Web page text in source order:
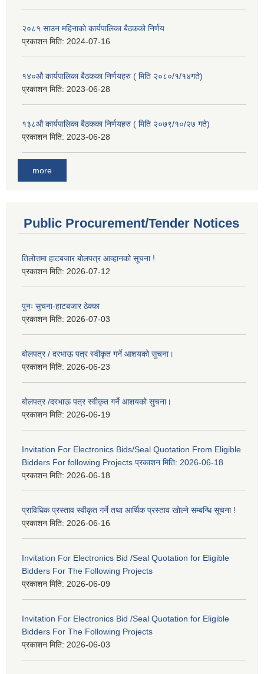
२०८१ साउन महिनाको कार्यपालिका बैठकको निर्णय
प्रकाशन मिति: 2024-07-16
१४०औ कार्यपालिका बैठकका निर्णयहरु ( मिति २०८०/१/१४गते)
प्रकाशन मिति: 2023-06-28
१३८औ कार्यपालिका बैठकका निर्णयहरु ( मिति २०७९/१०/२७ गते)
प्रकाशन मिति: 2023-06-28
more
Public Procurement/Tender Notices
तिलोत्तमा हाटबजार बोलपत्र आव्हानको सूचना !
प्रकाशन मिति: 2026-07-12
पुनः सुचना-हाटबजार ठेक्का
प्रकाशन मिति: 2026-07-03
बोलपत्र / दरभाऊ पत्र स्वीकृत गर्ने आशयको सुचना।
प्रकाशन मिति: 2026-06-23
बोलपत्र /दरभाऊ पत्र स्वीकृत गर्ने आशयको सुचना।
प्रकाशन मिति: 2026-06-19
Invitation For Electronics Bids/Seal Quotation From Eligible
Bidders For following Projects प्रकाशन मिति: 2026-06-18
प्रकाशन मिति: 2026-06-18
प्राविधिक प्रस्ताव स्वीकृत गर्ने तथा आर्थिक प्रस्ताव खोल्ने सम्बन्धि सूचना !
प्रकाशन मिति: 2026-06-16
Invitation For Electronics Bid /Seal Quotation for Eligible
Bidders For The Following Projects
प्रकाशन मिति: 2026-06-09
Invitation For Electronics Bid /Seal Quotation for Eligible
Bidders For The Following Projects
प्रकाशन मिति: 2026-06-03